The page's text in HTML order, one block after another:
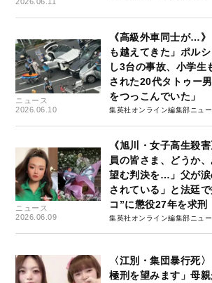
2026.06.11
ニュース
2026.06.10
《高級外車同士が…
も越えてきた」ポル
し3台の事故、小学
された20代タトゥー
をつっこんでいた」
集英社オンライン編集部ニュ
ニュース
2026.06.09
《旭川・女子高生殺
員の皆さま、どうか
望む判決を…」父が
されている」と法廷
コ”に懲役27年を求刑
集英社オンライン編集部ニュ
〈江別・集団暴行死
極刑を望みます」母